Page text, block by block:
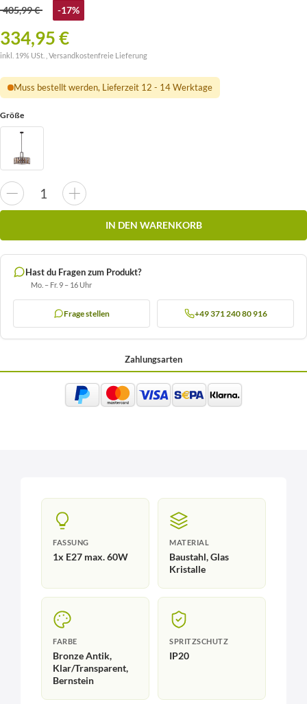
405,99 € -17%
334,95 €
inkl. 19% USt. , Versandkostenfreie Lieferung
Muss bestellt werden, Lieferzeit 12 - 14 Werktage
Größe
IN DEN WARENKORB
Hast du Fragen zum Produkt?
Mo. – Fr. 9 – 16 Uhr
Frage stellen +49 371 240 80 916
Zahlungsarten
FASSUNG
1x E27 max. 60W
MATERIAL
Baustahl, Glas
Kristalle
FARBE
Bronze Antik,
Klar/Transparent,
Bernstein
SPRITZSCHUTZ
IP20